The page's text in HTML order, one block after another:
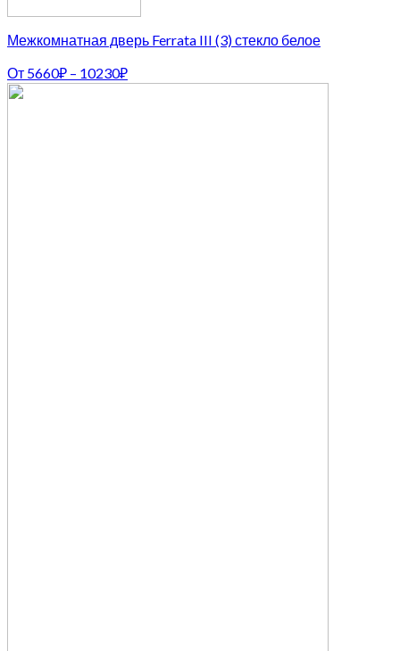
Межкомнатная дверь Ferrata III (3) стекло белое
От 5660₽ – 10230₽